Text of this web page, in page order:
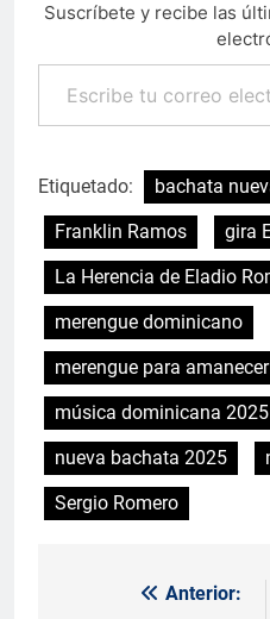
Suscríbete y recibe las
Escribe tu correo electrónico…
Etiquetado:
bachata
Franklin Ramos
gira
La Herencia de Eladio
merengue dominicano
merengue para amanecer
música dominicana 2025
nueva bachata 2025
Sergio Romero
Navegación
Anterior: